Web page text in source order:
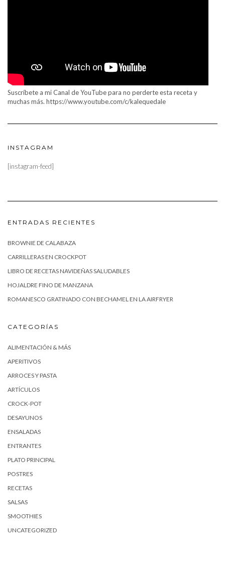
Suscríbete a mi Canal de YouTube para no perderte esta receta y
muchas más. https://www.youtube.com/c/kalequedale
INSTAGRAM
[instagram-feed]
ENTRADAS RECIENTES
BROWNIE DE CALABAZA
CARRILLERAS EN CROCKPOT
LIBRO DE RECETAS NAVIDEÑAS SALUDABLES
HOJALDRE FINO DE MANZANA
ROMANESCO GRATINADO CON BECHAMEL EN LA AIRFRYER
CATEGORÍAS
ALIMENTACIÓN & MÁS
APERITIVOS
ARROCES Y PASTA
ARTÍCULOS
CROCK-POT
DESAYUNOS
ENSALADAS
ENTRANTES
PLATO PRINCIPAL
POSTRES
RECETAS
SALSAS
SMOOTHIES
UNCATEGORIZED